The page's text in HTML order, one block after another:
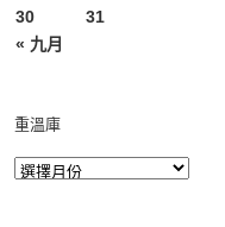
« 九月
30
31
重溫庫